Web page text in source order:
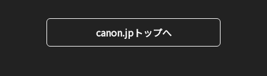
canon.jpトップへ